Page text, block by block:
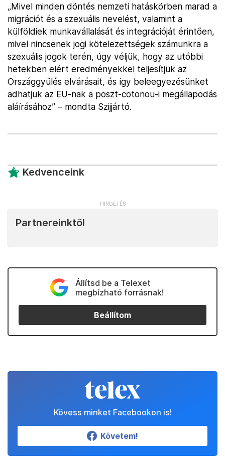
„Mivel minden döntés nemzeti hatáskörben marad a
migrációt és a szexuális nevelést, valamint a
külföldiek munkavállalását és integrációját érintően,
mivel nincsenek jogi kötelezettségek számunkra a
szexuális jogok terén, úgy véljük, hogy az utóbbi
hetekben elért eredményekkel teljesítjük az
Országgyűlés elvárásait, és így beleegyezésünket
adhatjuk az EU-nak a poszt-cotonou-i megállapodás
aláírásához” – mondta Szijjártó.
Kedvenceink
Partnereinktől
Állítsd be a Telexet
megbízható forrásnak!
Beállítom
Kövess minket Facebookon is!
Követem!